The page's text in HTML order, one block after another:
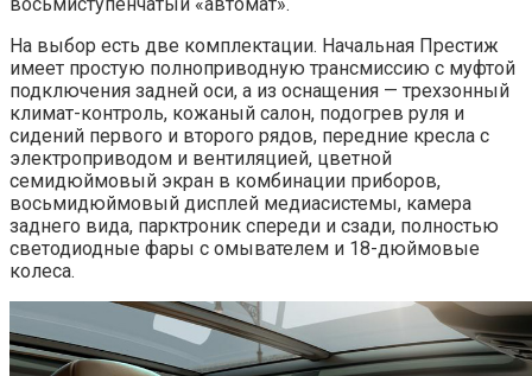
На выбор есть две комплектации. Начальная Престиж
имеет простую полноприводную трансмиссию с муфтой
подключения задней оси, а из оснащения — трехзонный
климат-контроль, кожаный салон, подогрев руля и
сидений первого и второго рядов, передние кресла с
электроприводом и вентиляцией, цветной
семидюймовый экран в комбинации приборов,
восьмидюймовый дисплей медиасистемы, камера
заднего вида, парктроник спереди и сзади, полностью
светодиодные фары с омывателем и 18-дюймовые
колеса.